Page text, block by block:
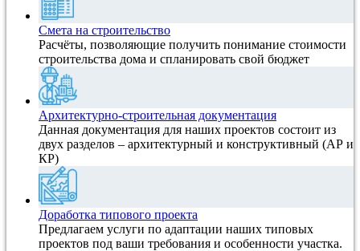
Смета на строительство
Расчёты, позволяющие получить понимание стоимости
строительства дома и спланировать свой бюджет
Архитектурно-строительная документация
Данная документация для наших проектов состоит из
двух разделов – архитектурный и конструктивный (АР и
КР)
Доработка типового проекта
Предлагаем услуги по адаптации наших типовых
проектов под ваши требования и особенности участка.